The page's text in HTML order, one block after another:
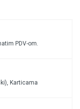
PDV-om.
Karticama